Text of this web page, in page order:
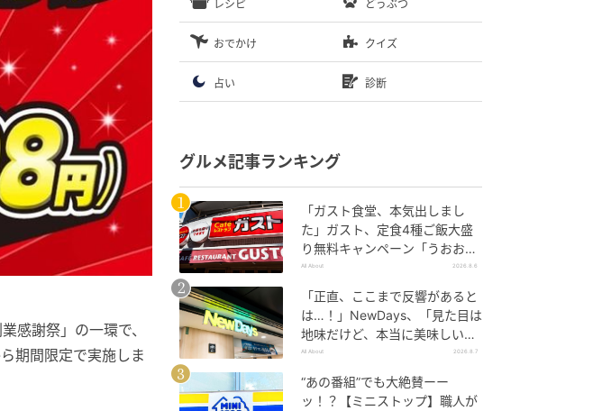
感謝祭」の一環で、
期間限定で実施しま
レシピ どうぶつ
おでかけ クイズ
占い 診断
グルメ記事ランキング
「ガスト食堂、本気出しまし
た」ガスト、定食4種ご飯大盛
り無料キャンペーン「うおおお
おおうまそう」
All About 2026.8.6
「正直、ここまで反響があると
は…！」NewDays、「見た目は
地味だけど、本当に美味しい」
話題の弁当が再登場
All About 2026.8.7
“あの番組”でも大絶賛ーー
ッ！？【ミニストップ】職人が